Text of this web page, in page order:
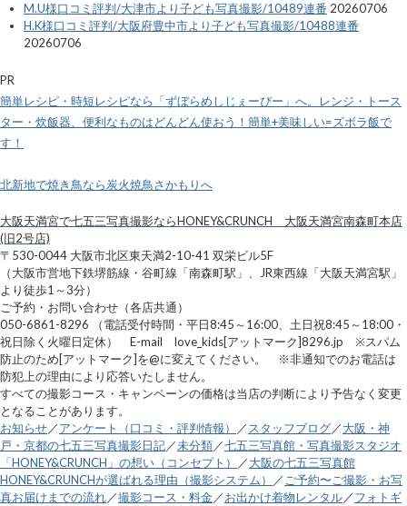
M.U様口コミ評判/大津市より子ども写真撮影/10489連番 20260706
H.K様口コミ評判/大阪府豊中市より子ども写真撮影/10488連番
20260706
PR
簡単レシピ・時短レシピなら「ずぼらめしじぇーぴー」へ。レンジ・トース
ター・炊飯器、便利なものはどんどん使おう！簡単+美味しい=ズボラ飯で
す！
北新地で焼き鳥なら炭火焼鳥さかもりへ
大阪天満宮で七五三写真撮影ならHONEY&CRUNCH 大阪天満宮南森町本店
(旧2号店)
〒530-0044 大阪市北区東天満2-10-41 双栄ビル5F
（大阪市営地下鉄堺筋線・谷町線「南森町駅」、JR東西線「大阪天満宮駅」
より徒歩1～3分）
ご予約・お問い合わせ（各店共通）
050-6861-8296 （電話受付時間・平日8:45～16:00、土日祝8:45～18:00・
祝日除く火曜日定休） E-mail love_kids[アットマーク]8296.jp ※スパム
防止のため[アットマーク]を@に変えてください。 ※非通知でのお電話は
防犯上の理由により応答いたしません。
すべての撮影コース・キャンペーンの価格は当店の判断により予告なく変更
となることがあります。
お知らせ／アンケート（口コミ・評判情報） ／スタッフブログ／大阪・神
戸・京都の七五三写真撮影日記／未分類／七五三写真館・写真撮影スタジオ
「HONEY&CRUNCH」の想い（コンセプト）
／大阪の七五三写真館
HONEY&CRUNCHが選ばれる理由（撮影システム）
／ご予約〜ご撮影・お写
真お届けまでの流れ／撮影コース・料金／お出かけ着物レンタル／フォトギ